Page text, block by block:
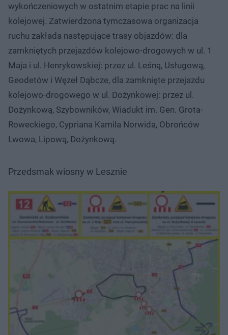
wykończeniowych w ostatnim etapie prac na linii
kolejowej. Zatwierdzona tymczasowa organizacja
ruchu zakłada następujące trasy objazdów: dla
zamkniętych przejazdów kolejowo-drogowych w ul. 1
Maja i ul. Henrykowskiej: przez ul. Leśną, Usługową,
Geodetów i Węzeł Dąbcze, dla zamknięte przejazdu
kolejowo-drogowego w ul. Dożynkowej: przez ul.
Dożynkową, Szybowników, Wiadukt im. Gen. Grota-
Roweckiego, Cypriana Kamila Norwida, Obrońców
Lwowa, Lipową, Dożynkową.
Przedsmak wiosny w Lesznie